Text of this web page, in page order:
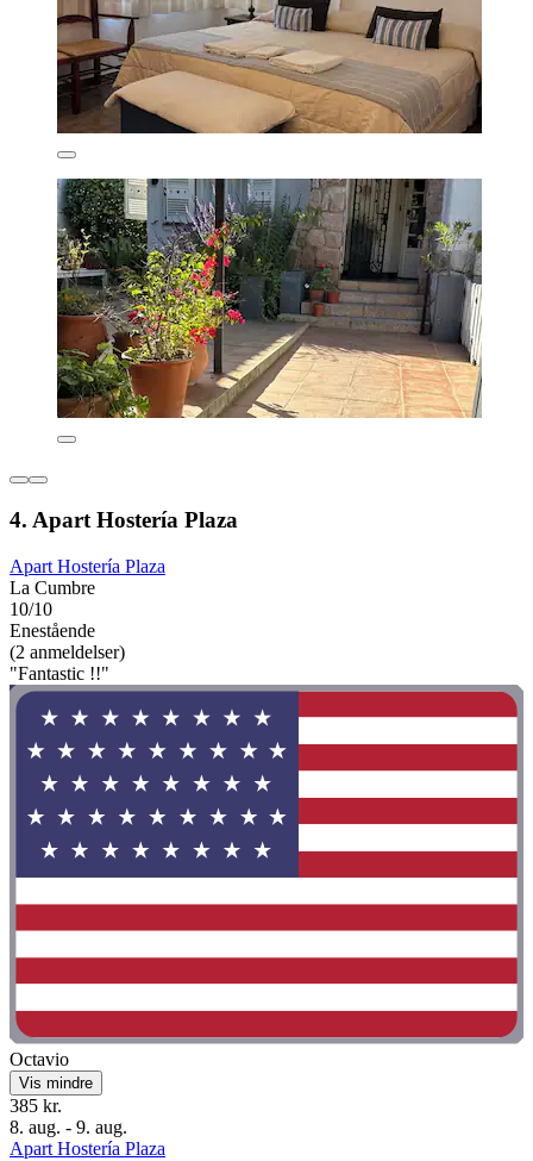
4. Apart Hostería Plaza
Apart Hostería Plaza
La Cumbre
10/10
Enestående
(2 anmeldelser)
"Fantastic !!"
Octavio
Vis mindre
385 kr.
8. aug. - 9. aug.
Apart Hostería Plaza